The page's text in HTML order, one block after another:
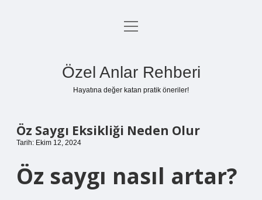
Anasayfa
menüyü
Özel Anlar Rehberi
Hayatına değer katan pratik öneriler!
Öz Saygı Eksikliği Neden Olur
Tarih: Ekim 12, 2024
Öz saygı nasıl artar?